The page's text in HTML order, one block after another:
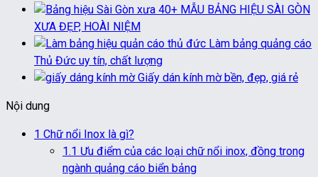
40+ MẪU BẢNG HIỆU SÀI GÒN
XƯA ĐẸP, HOÀI NIỆM
Làm bảng quảng cáo
Thủ Đức uy tín, chất lượng
Giấy dán kính mờ bền, đẹp, giá rẻ
Nội dung
1 Chữ nổi Inox là gì?
1.1 Ưu điểm của các loại chữ nổi inox, đồng trong
ngành quảng cáo biển bảng